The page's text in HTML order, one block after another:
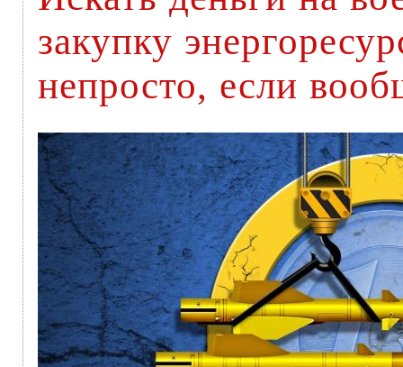
закупку
непросто, если